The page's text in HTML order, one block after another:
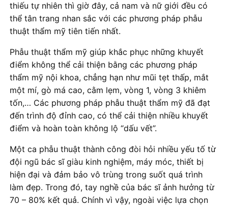
thiếu tự nhiên thì giờ đây, cả nam và nữ giới đều có
thể tân trang nhan sắc với các phương pháp phẫu
thuật thẩm mỹ tiên tiến nhất.
Phẫu thuật thẩm mỹ giúp khắc phục những khuyết
điểm không thể cải thiện bằng các phương pháp
thẩm mỹ nội khoa, chẳng hạn như mũi tẹt thấp, mắt
một mí, gò má cao, cằm lẹm, vòng 1, vòng 3 khiêm
tốn,… Các phương pháp phẫu thuật thẩm mỹ đã đạt
đến trình độ đỉnh cao, có thể cải thiện nhiều khuyết
điểm và hoàn toàn không lộ “dấu vết”.
Một ca phẫu thuật thành công đòi hỏi nhiều yếu tố từ
đội ngũ bác sĩ giàu kinh nghiệm, máy móc, thiết bị
hiện đại và đảm bảo vô trùng trong suốt quá trình
làm đẹp. Trong đó, tay nghề của bác sĩ ảnh hưởng từ
70 – 80% kết quả. Chính vì vậy, ngoài việc lựa chọn